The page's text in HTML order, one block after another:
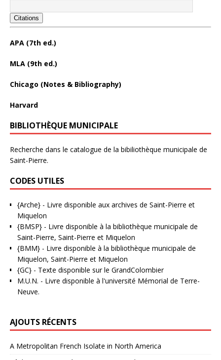
Citations
APA (7th ed.)
MLA (9th ed.)
Chicago (Notes & Bibliography)
Harvard
BIBLIOTHÈQUE MUNICIPALE
Recherche dans le catalogue de la bibiliothèque municipale de
Saint-Pierre.
CODES UTILES
{Arche} - Livre disponible aux archives de Saint-Pierre et
Miquelon
{BMSP} - Livre disponible à la bibliothèque municipale de
Saint-Pierre, Saint-Pierre et Miquelon
{BMM} - Livre disponible à la bibliothèque municipale de
Miquelon, Saint-Pierre et Miquelon
{GC} - Texte disponible sur le GrandColombier
M.U.N. - Livre disponible à l'université Mémorial de Terre-
Neuve.
AJOUTS RÉCENTS
A Metropolitan French Isolate in North America